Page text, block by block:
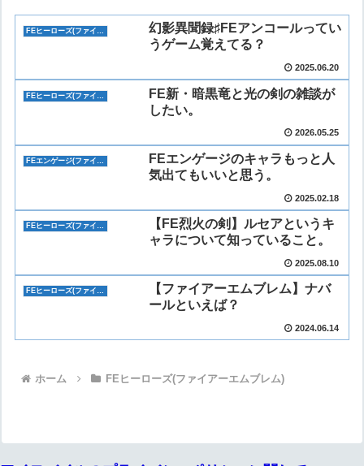
幻影異聞録♯FEアンコールってい
うゲーム覚えてる？
2025.06.20
FE新・暗黒竜と光の剣の雑談が
したい。
2026.05.25
FEエンゲージのキャラもっと人
気出てもいいと思う。
2025.02.18
FEヒーローズ(ファイアーエムブレム)
【FE烈火の剣】ルセアというキ
ャラについて知っていること。
2025.08.10
FEヒーローズ(ファイアーエムブレム)
【ファイアーエムブレム】ナバ
ールといえば？
2024.06.14
ホーム FEヒーローズ(ファイアーエムブレム)